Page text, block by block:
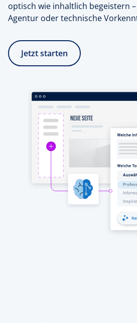
optisch wie inhaltlich begeistern
Agentur oder technische
Jetzt starten